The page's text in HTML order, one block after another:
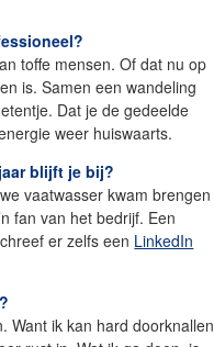
toffe mensen. Of dat nu op
is. Samen een wandeling
Dat je de gedeelde
weer huiswaarts.
blijft je bij?
vaatwasser kwam brengen
fan van het bedrijf. Een
er zelfs een LinkedIn
Want ik kan hard doorknallen